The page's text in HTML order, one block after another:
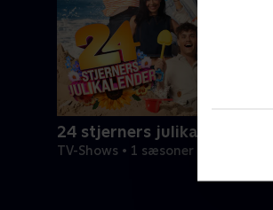
24 stjerners julikalender
TV-Shows • 1 sæsoner